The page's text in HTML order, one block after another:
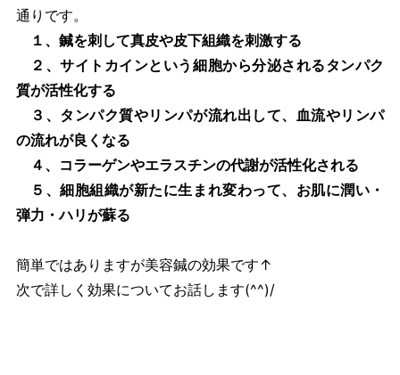
通りです。
１、鍼を刺して真皮や皮下組織を刺激する
２、サイトカインという細胞から分泌されるタンパク
質が活性化する
３、タンパク質やリンパが流れ出して、血流やリンパ
の流れが良くなる
４、コラーゲンやエラスチンの代謝が活性化される
５、細胞組織が新たに生まれ変わって、お肌に潤い・
弾力・ハリが蘇る
簡単ではありますが美容鍼の効果です↑
次で詳しく効果についてお話します(^^)/